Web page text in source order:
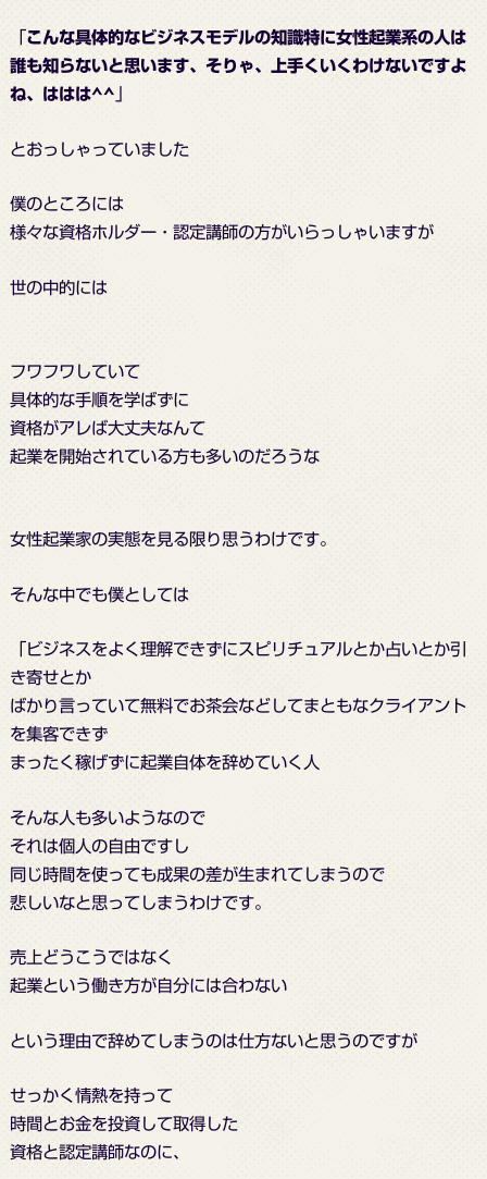
こんな具体的なビジネスモデルの知識特に女性起業系の人は
誰も知らないと思います、そりゃ、上手くいくわけないですよ
ね、ははは^^
とおっしゃっていました
僕のところには
様々な資格ホルダー・認定講師の方がいらっしゃいますが
世の中的には
フワフワしていて
具体的な手順を学ばずに
資格がアレば大丈夫なんて
起業を開始されている方も多いのだろうな
女性起業家の実態を見る限り思うわけです。
そんな中でも僕としては
「ビジネスをよく理解できずにスピリチュアルとか占いとか引
き寄せとか
ばかり言っていて無料でお茶会などしてまともなクライアント
を集客できず
まったく稼げずに起業自体を辞めていく人
そんな人も多いようなので
それは個人の自由ですし
同じ時間を使っても成果の差が生まれてしまうので
悲しいなと思ってしまうわけです。
売上どうこうではなく
起業という働き方が自分には合わない
という理由で辞めてしまうのは仕方ないと思うのですが
せっかく情熱を持って
時間とお金を投資して取得した
資格と認定講師なのに、